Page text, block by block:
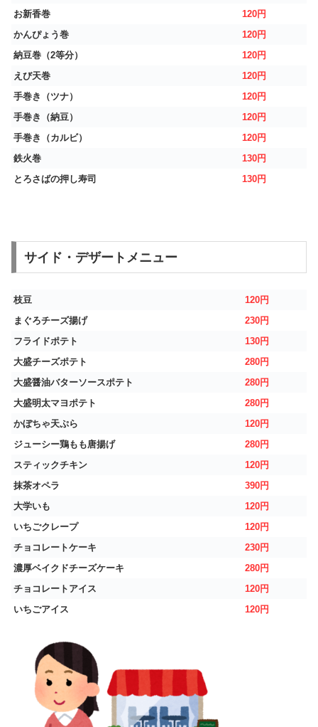
お新香巻
120円
かんぴょう巻
120円
納豆巻（2等分）
120円
えび天巻
120円
手巻き（ツナ）
120円
手巻き（納豆）
120円
手巻き（カルビ）
120円
鉄火巻
130円
とろさばの押し寿司
130円
サイド・デザートメニュー
枝豆
120円
まぐろチーズ揚げ
230円
フライドポテト
130円
大盛チーズポテト
280円
大盛醤油バターソースポテト
280円
大盛明太マヨポテト
280円
かぼちゃ天ぷら
120円
ジューシー鶏もも唐揚げ
280円
スティックチキン
120円
抹茶オペラ
390円
大学いも
120円
いちごクレープ
120円
チョコレートケーキ
230円
濃厚ベイクドチーズケーキ
280円
チョコレートアイス
120円
いちごアイス
120円